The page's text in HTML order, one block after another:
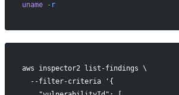
uname -r
aws inspector2 list-findings \
  --filter-criteria '{